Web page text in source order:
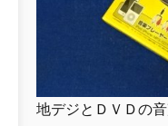
地デジとＤＶＤの